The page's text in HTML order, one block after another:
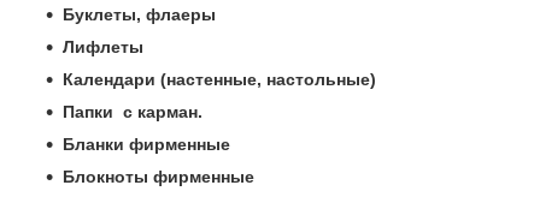
Буклеты, флаеры
Лифлеты
Календари (настенные, настольные)
Папки с карман.
Бланки фирменные
Блокноты фирменные